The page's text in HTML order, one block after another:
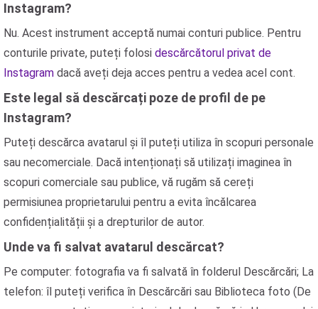
Instagram?
Nu. Acest instrument acceptă numai conturi publice. Pentru
conturile private, puteți folosi descărcătorul privat de
Instagram dacă aveți deja acces pentru a vedea acel cont.
Este legal să descărcați poze de profil de pe
Instagram?
Puteți descărca avatarul și îl puteți utiliza în scopuri personale
sau necomerciale. Dacă intenționați să utilizați imaginea în
scopuri comerciale sau publice, vă rugăm să cereți
permisiunea proprietarului pentru a evita încălcarea
confidențialității și a drepturilor de autor.
Unde va fi salvat avatarul descărcat?
Pe computer: fotografia va fi salvată în folderul Descărcări; La
telefon: îl puteți verifica în Descărcări sau Biblioteca foto (De